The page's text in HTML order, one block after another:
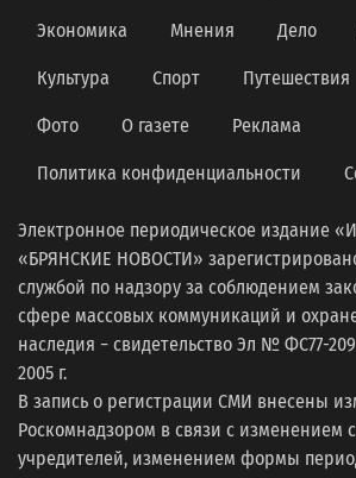
Экономика Мнения Дело
Культура Спорт Путешествия
Фото О газете Реклама
Политика конфиденциальности
Электронное периодическое издание
«БРЯНСКИЕ НОВОСТИ»
службой по надзору за соблюдением
сфере массовых коммуникаций и
наследия − свидетельство Эл № ФС77-
2005 г.
В запись о регистрации СМИ внесены
Роскомнадзором в связи с изменением
учредителей, изменением формы